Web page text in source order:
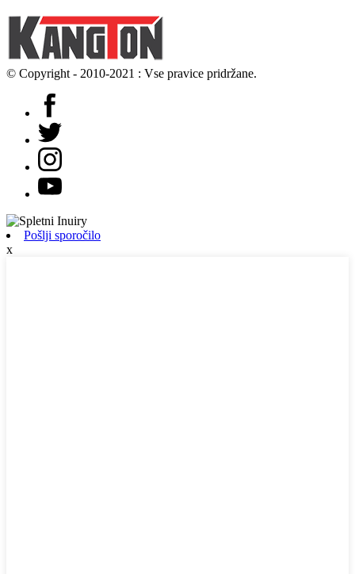
© Copyright - 2010-2021 : Vse pravice pridržane.
Pošlji sporočilo
x